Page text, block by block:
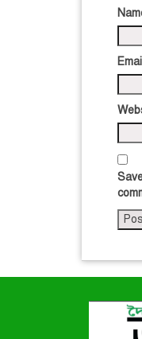
Email